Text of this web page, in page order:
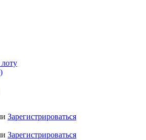
Зарегистрироваться
Зарегистрироваться